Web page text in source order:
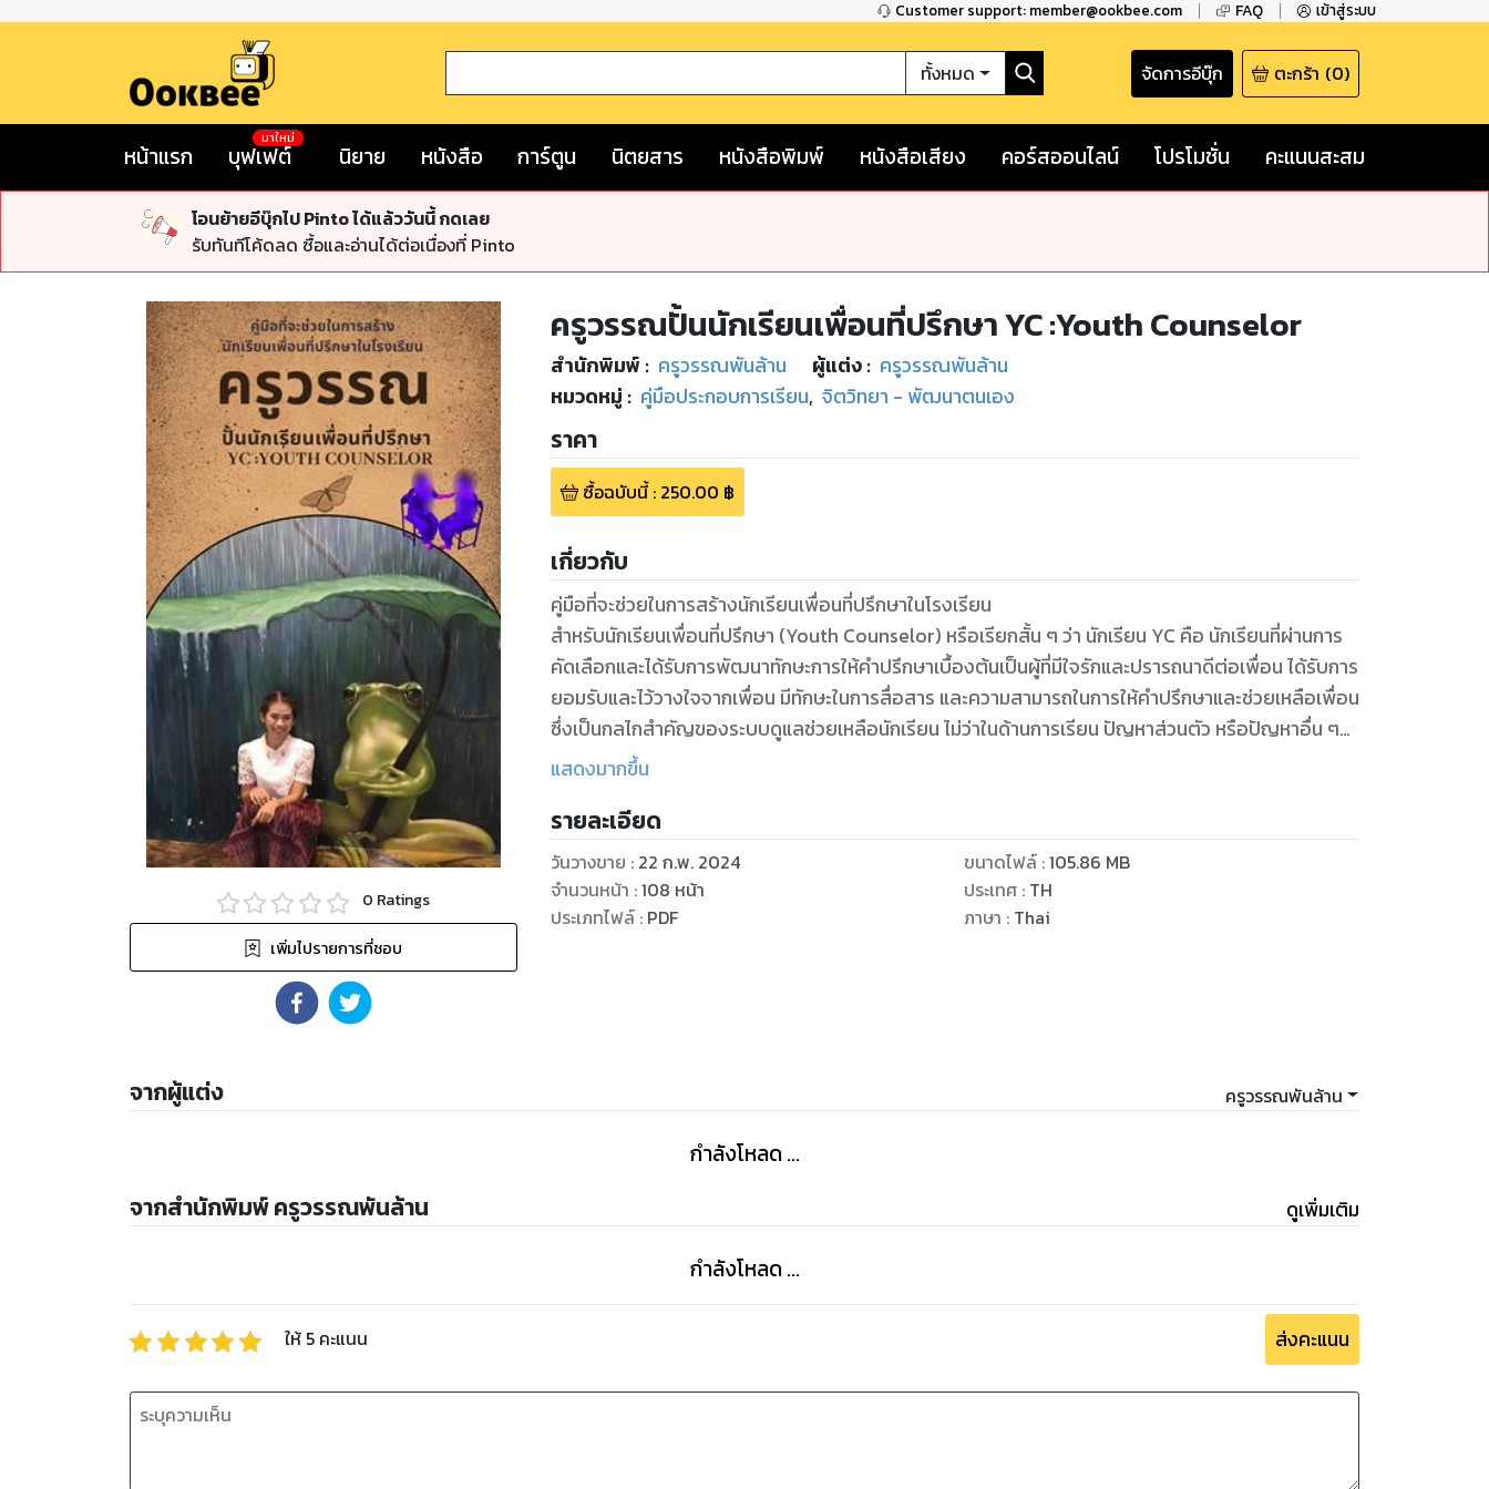
Customer support: member@ookbee.com FAQ เข้าสู่ระบบ
ทั้งหมด จัดการอีบุ๊ก ตะกร้า (0)
หน้าแรก บุฟเฟต์
มาใหม่
นิยาย หนังสือ การ์ตูน นิตยสาร หนังสือพิมพ์ หนังสือเสียง คอร์สออนไลน์ โปรโมชั่น คะแนนสะสม
โอนย้ายอีบุ๊กไป Pinto ได้แล้ววันนี้ กดเลย
รับทันทีโค้ดลด ซื้อและอ่านได้ต่อเนื่องที่ Pinto
0 Ratings
เพิ่มไปรายการที่ชอบ
ครูวรรณปั้นนักเรียนเพื่อนที่ปรึกษา YC :Youth Counselor
สำนักพิมพ์ : ครูวรรณพันล้าน ผู้แต่ง : ครูวรรณพันล้าน
หมวดหมู่ : คู่มือประกอบการเรียน, จิตวิทยา - พัฒนาตนเอง
ราคา
ซื้อฉบับนี้: 250.00 ฿
เกี่ยวกับ
คู่มือที่จะช่วยในการสร้างนักเรียนเพื่อนที่ปรึกษาในโรงเรียน
สำหรับนักเรียนเพื่อนที่ปรึกษา (Youth Counselor) หรือเรียกสั้น ๆ ว่า นักเรียน YC คือ นักเรียนที่ผ่านการ
คัดเลือกและได้รับการพัฒนาทักษะการให้คำปรึกษาเบื้องต้นเป็นผู้ที่มีใจรักและปรารถนาดีต่อเพื่อน ได้รับการ
ยอมรับและไว้วางใจจากเพื่อน มีทักษะในการสื่อสาร และความสามารถในการให้คำปรึกษาและช่วยเหลือเพื่อน
ซึ่งเป็นกลไกสำคัญของระบบดูแลช่วยเหลือนักเรียน ไม่ว่าในด้านการเรียน ปัญหาส่วนตัว หรือปัญหาอื่น ๆ
ซึ่งเป็นฐานความรู้เพื่อการปฏิบัติงาน โดยการดูแลชี้แนะอย่างใกล้ชิดจากครูแนะแนว
แสดงมากขึ้น
รายละเอียด
วันวางขาย : 22 ก.พ. 2024
จำนวนหน้า :108 หน้า
ประเภทไฟล์: PDF
ขนาดไฟล์:105.86 MB
ประเทศ : TH
ภาษา : Thai
จากผู้แต่ง ครูวรรณพันล้าน
กำลังโหลด ...
จากสำนักพิมพ์ ครูวรรณพันล้าน ดูเพิ่มเติม
กำลังโหลด ...
ให้ 5 คะแนน ส่งคะแนน